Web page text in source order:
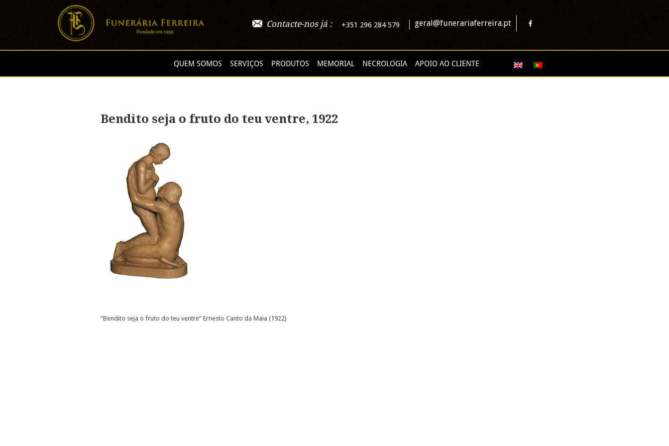
Contacte-nos já : +351 296 284 579 geral@funerariaferreira.pt
QUEM SOMOS SERVIÇOS PRODUTOS MEMORIAL NECROLOGIA APOIO AO CLIENTE
Bendito seja o fruto do teu ventre, 1922
“Bendito seja o fruto do teu ventre” Ernesto Canto da Maia (1922)